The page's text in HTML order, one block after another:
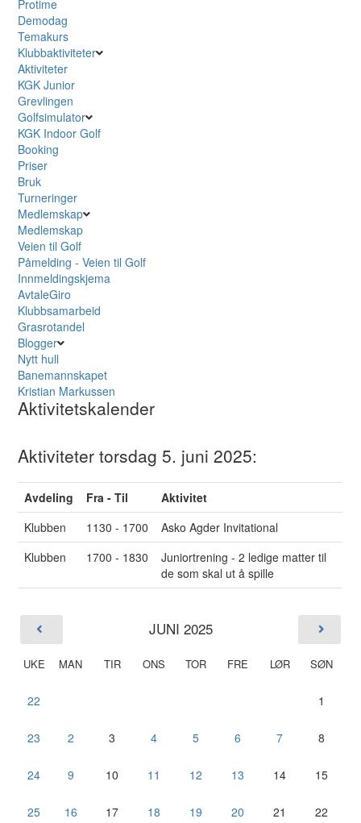
Protime
Demodag
Temakurs
Klubbaktiviteter
Aktiviteter
KGK Junior
Grevlingen
Golfsimulator
KGK Indoor Golf
Booking
Priser
Bruk
Turneringer
Medlemskap
Medlemskap
Veien til Golf
Påmelding - Veien til Golf
Innmeldingskjema
AvtaleGiro
Klubbsamarbeid
Grasrotandel
Blogger
Nytt hull
Banemannskapet
Kristian Markussen
Aktivitetskalender
Aktiviteter torsdag 5. juni 2025:
Avdeling Fra - Til
Aktivitet
Klubben
1130 - 1700
Asko Agder Invitational
Klubben
1700 - 1830
Juniortrening - 2 ledige matter til
de som skal ut å spille
JUNI 2025
UKE MAN TIR ONS TOR FRE LØR SØN
22 1
23 2 3 4 5 6 7 8
24 9 10 11 12 13 14 15
25 16 17 18 19 20 21 22